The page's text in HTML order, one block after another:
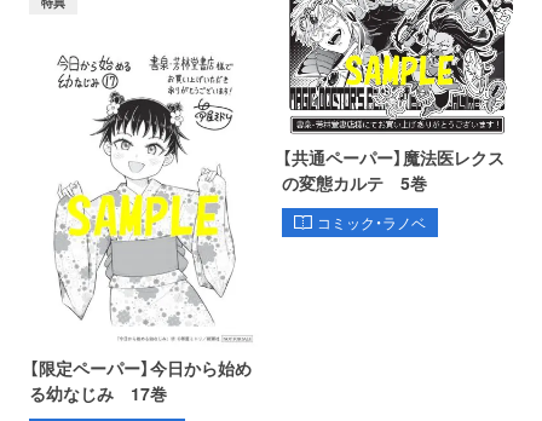
【限定ペーパー】今日から始め
る幼なじみ 17巻
【共通ペーパー】魔法医レクス
の変態カルテ 5巻
コミック・ラノベ